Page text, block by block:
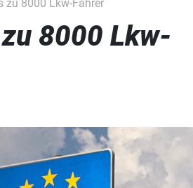
zu 8000 Lkw-Fahrer
8000 Lkw-